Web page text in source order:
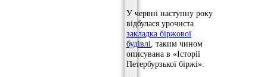
У червні наступну року
відбулася урочиста
закладка біржової
будівлі, таким чином
описувана в «Історії
Петербурзької біржі».